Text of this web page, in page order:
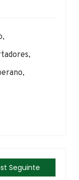
,
,
,
Seguinte